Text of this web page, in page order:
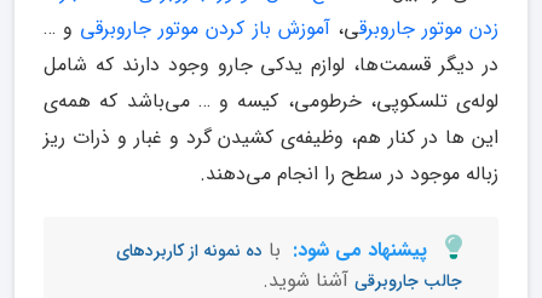
زدن موتور جاروبرقی،آموزش باز کردن موتور جاروبرقی و …
در دیگر قسمت‌ها، لوازم یدکی جارو وجود دارند که شامل
لوله‌ی تلسکوپی، خرطومی، کیسه و … می‌باشد که همه‌ی
این ها در کنار هم، وظیفه‌ی کشیدن گرد و غبار و ذرات ریز
زباله موجود در سطح را انجام می‌دهند.
پیشنهاد می شود: با ده نمونه از کاربردهای
جالب جاروبرقی آشنا شوید.